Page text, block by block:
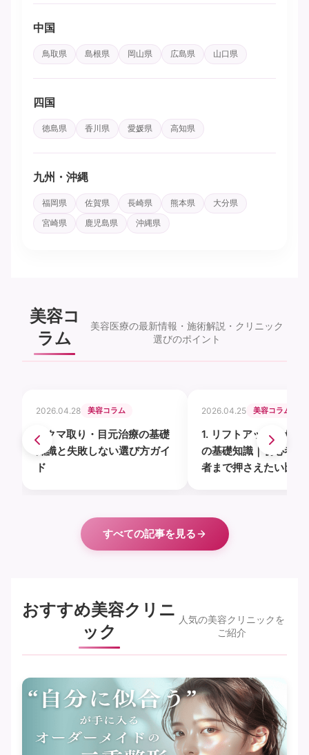
中国
鳥取県 島根県 岡山県 広島県 山口県
四国
徳島県 香川県 愛媛県 高知県
九州・沖縄
福岡県 佐賀県 長崎県 熊本県
大分県
宮崎県
鹿児島県 沖縄県
美容コ
ラム
美容医療の最新情報・施術解説・クリニック
選びのポイント
2026.04.28 美容コラム
1. クマ取り・目元治療の基礎
知識と失敗しない選び方ガイ
ド
2026.04.25 美容コラム
1. リフトアップ・たる
の基礎知識｜初心者か
者まで押さえたい比較
すべての記事を見る
おすすめ美容クリニ
ック
人気の美容クリニックを
ご紹介